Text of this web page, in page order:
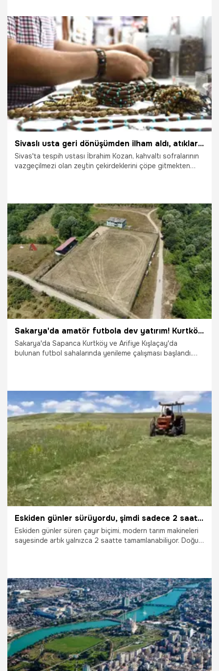
26.07.2026 Diyarbakır
Sivaslı usta geri dönüşümden ilham aldı, atıkları çöpe gitmekten kurtarıp sanat eserine dönüştürdü!
Sivas'ta tespih ustası İbrahim Kozan, kahvaltı sofralarının
vazgeçilmezi olan zeytin çekirdeklerini çöpe gitmekten
vatandaşa kendi el emeği olan doğal bileklikleri hediye
ediyor.
25.07.2026 Sivas
Sakarya'da amatör futbola dev yatırım! Kurtköy ve Kışlaçay'da büyük dönüşüm
Sakarya'da Sapanca Kurtköy ve Arifiye Kışlaçay'da
bulunan futbol sahalarında yenileme çalışması başlandı.
22.07.2026 Şampiy10
Eskiden günler sürüyordu, şimdi sadece 2 saatte bitiyor! Doğu Anadolu'nda çayır biçiminde büyük dönüşüm
Eskiden günler süren çayır biçimi, modern tarım makineleri
sayesinde artık yalnızca 2 saatte tamamlanabiliyor. Doğu
yemi hazırlıklarını aralıksız sürdürüyor.
21.07.2026 Gündem